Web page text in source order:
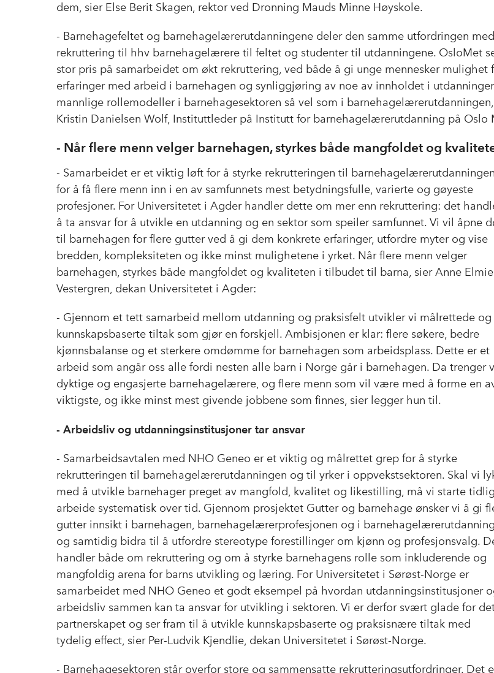
dem, sier Else Berit Skagen, rektor ved Dronning Mauds Minne Høyskole.
- Barnehagefeltet og barnehagelærerutdanningene deler den samme utfordringen med
rekruttering til hhv barnehagelærere til feltet og studenter til utdanningene. OsloMet
stor pris på samarbeidet om økt rekruttering, ved både å gi unge mennesker mulighet
erfaringer med arbeid i barnehagen og synliggjøring av noe av innholdet i
mannlige rollemodeller i barnehagesektoren så vel som i
Kristin Danielsen Wolf, Instituttleder på Institutt for barnehagelærerutdanning på Oslo
- Når flere menn velger barnehagen, styrkes både mangfoldet og
- Samarbeidet er et viktig løft for å styrke rekrutteringen til
for å få flere menn inn i en av samfunnets mest betydningsfulle, varierte og gøyeste
profesjoner. For Universitetet i Agder handler dette om mer enn rekruttering: det
å ta ansvar for å utvikle en utdanning og en sektor som speiler samfunnet. Vi vil åpne
til barnehagen for flere gutter ved å gi dem konkrete erfaringer, utfordre myter og vise
bredden, kompleksiteten og ikke minst mulighetene i yrket. Når flere menn velger
barnehagen, styrkes både mangfoldet og kvaliteten i tilbudet til barna, sier Anne
Vestergren, dekan Universitetet i Agder:
- Gjennom et tett samarbeid mellom utdanning og praksisfelt utvikler vi målrettede og
kunnskapsbaserte tiltak som gjør en forskjell. Ambisjonen er klar: flere søkere, bedre
kjønnsbalanse og et sterkere omdømme for barnehagen som arbeidsplass. Dette er et
arbeid som angår oss alle fordi nesten alle barn i Norge går i barnehagen. Da trenger
dyktige og engasjerte barnehagelærere, og flere menn som vil være med å forme en
viktigste, og ikke minst mest givende jobbene som finnes, sier legger hun til.
- Arbeidsliv og utdanningsinstitusjoner tar ansvar
- Samarbeidsavtalen med NHO Geneo er et viktig og målrettet grep for å styrke
rekrutteringen til barnehagelærerutdanningen og til yrker i oppvekstsektoren. Skal vi
med å utvikle barnehager preget av mangfold, kvalitet og likestilling, må vi starte
arbeide systematisk over tid. Gjennom prosjektet Gutter og barnehage ønsker vi å gi
gutter innsikt i barnehagen, barnehagelærerprofesjonen og i
og samtidig bidra til å utfordre stereotype forestillinger om kjønn og profesjonsvalg.
handler både om rekruttering og om å styrke barnehagens rolle som inkluderende og
mangfoldig arena for barns utvikling og læring. For Universitetet i Sørøst-Norge er
samarbeidet med NHO Geneo et godt eksempel på hvordan utdanningsinstitusjoner
arbeidsliv sammen kan ta ansvar for utvikling i sektoren. Vi er derfor svært glade for
partnerskapet og ser fram til å utvikle kunnskapsbaserte og praksisnære tiltak med
tydelig effect, sier Per-Ludvik Kjendlie, dekan Universitetet i Sørøst-Norge.
- Barnehagesektoren står overfor store og sammensatte rekrutteringsutfordringer. Det